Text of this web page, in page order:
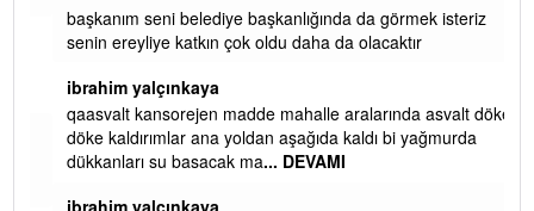
başkanım seni belediye başkanlığında da görmek isteriz
senin ereyliye katkın çok oldu daha da olacaktır
ibrahim yalçınkaya
qaasvalt kansorejen madde mahalle aralarında asvalt döke
döke kaldırımlar ana yoldan aşağıda kaldı bi yağmurda